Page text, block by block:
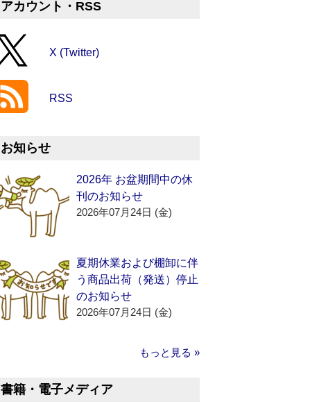
アカウント・RSS
X (Twitter)
RSS
お知らせ
2026年 お盆期間中の休
刊のお知らせ
2026年07月24日 (金)
夏期休業および棚卸に伴
う商品出荷（発送）停止
のお知らせ
2026年07月24日 (金)
もっと見る »
書籍・電子メディア